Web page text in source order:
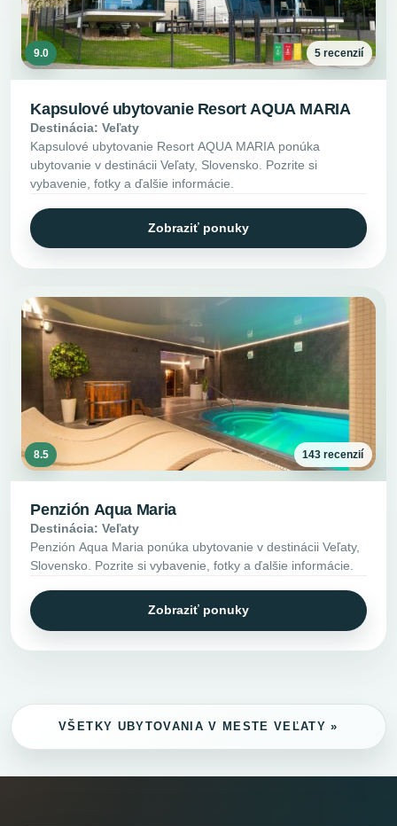
9.0 5 recenzií
Kapsulové ubytovanie Resort AQUA MARIA
Destinácia: Veľaty
Kapsulové ubytovanie Resort AQUA MARIA ponúka
ubytovanie v destinácii Veľaty, Slovensko. Pozrite si
vybavenie, fotky a ďalšie informácie.
Zobraziť ponuky
8.5 143 recenzií
Penzión Aqua Maria
Destinácia: Veľaty
Penzión Aqua Maria ponúka ubytovanie v destinácii Veľaty,
Slovensko. Pozrite si vybavenie, fotky a ďalšie informácie.
Zobraziť ponuky
VŠETKY UBYTOVANIA V MESTE VEĽATY »